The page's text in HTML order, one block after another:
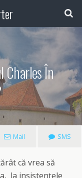
Charles În
Mail SMS
că vrea să
la insistenţele